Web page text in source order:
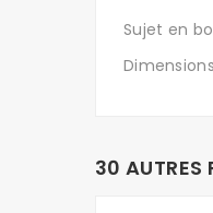
Sujet en
30 AUTRES